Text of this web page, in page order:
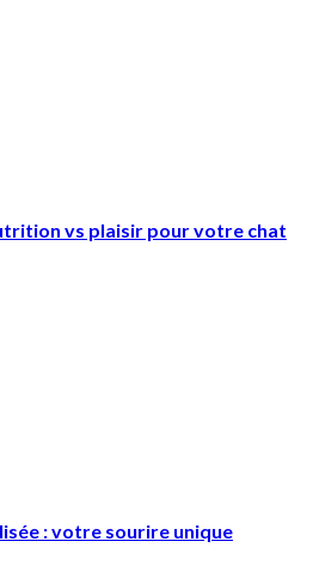
vs plaisir pour votre chat
: votre sourire unique